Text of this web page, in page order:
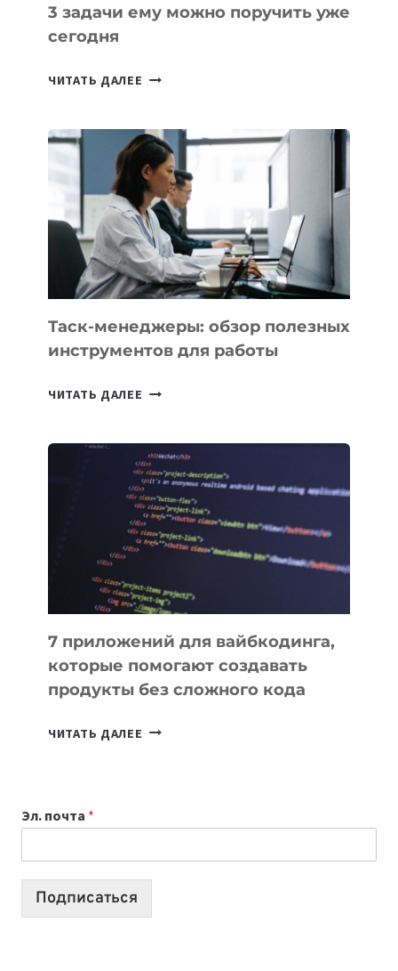
3 задачи ему можно поручить уже
сегодня
ЧИТАТЬ ДАЛЕЕ ИИ-
БИЗНЕСА:
КАКИЕ
3
ЗАДАЧИ
ЕМУ
МОЖНО
ПОРУЧИТЬ
УЖЕ
СЕГОДНЯ
Таск-менеджеры: обзор полезных
инструментов для работы
ЧИТАТЬ ДАЛЕЕ ТАСК-
ПОЛЕЗНЫХ
ИНСТРУМЕНТОВ
ДЛЯ
РАБОТЫ
7 приложений для вайбкодинга,
которые помогают создавать
продукты без сложного кода
ЧИТАТЬ ДАЛЕЕ 7
СОЗДАВАТЬ
ПРОДУКТЫ
Эл. почта *
Подписаться